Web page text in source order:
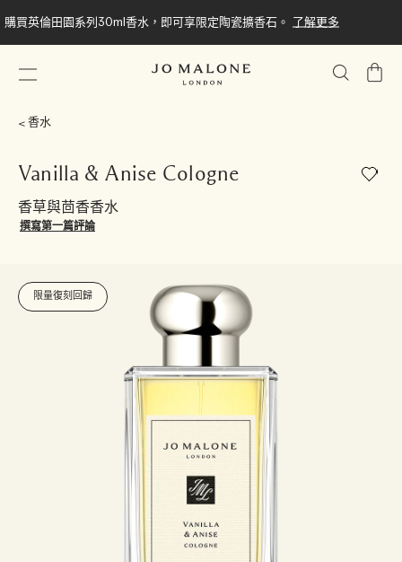
購買英倫田園系列30ml香水，即可享限定陶瓷擴香石。 了解更多
我
香水
Vanilla & Anise Cologne
香草與茴香香水
撰寫第一篇評論
限量復刻回歸